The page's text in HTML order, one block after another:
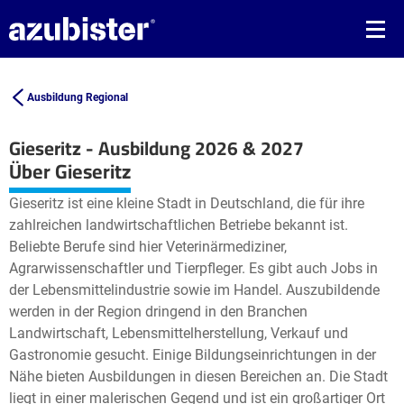
Ausbildung Regional
Gieseritz - Ausbildung 2026 & 2027
+
−
Leaflet | © OpenStreetMap2
Über Gieseritz
Gieseritz ist eine kleine Stadt in Deutschland, die für ihre
zahlreichen landwirtschaftlichen Betriebe bekannt ist.
Beliebte Berufe sind hier Veterinärmediziner,
Agrarwissenschaftler und Tierpfleger. Es gibt auch Jobs in
der Lebensmittelindustrie sowie im Handel. Auszubildende
werden in der Region dringend in den Branchen
Landwirtschaft, Lebensmittelherstellung, Verkauf und
Gastronomie gesucht. Einige Bildungseinrichtungen in der
Nähe bieten Ausbildungen in diesen Bereichen an. Die Stadt
liegt in einer malerischen Gegend und ist ein großartiger Ort